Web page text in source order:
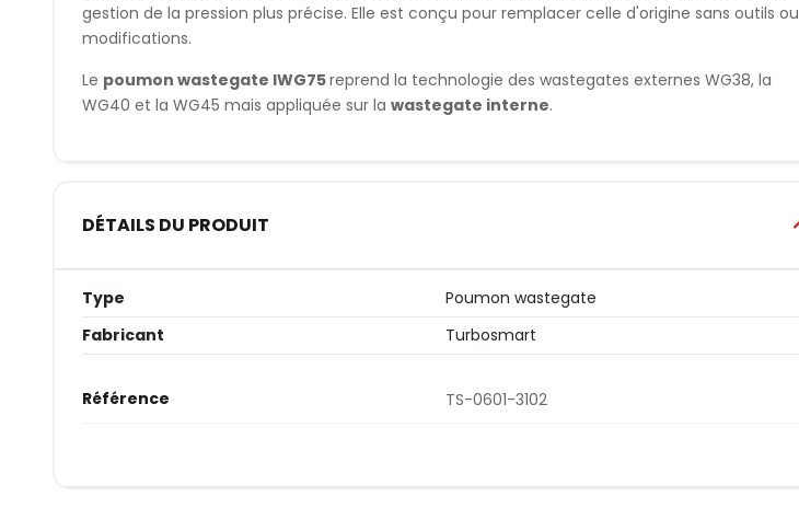
gestion de la pression plus précise. Elle est conçu pour remplacer celle d'origine sans outils ou
modifications.
Le poumon wastegate IWG75reprend la technologie des wastegates externes WG38, la
WG40 et la WG45 mais appliquée sur la wastegate interne.
DÉTAILS DU PRODUIT
Type
Poumon wastegate
Fabricant
Turbosmart
Référence TS-0601-3102